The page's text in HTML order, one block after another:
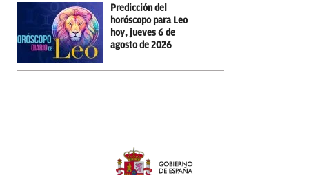
Predicción del
horóscopo para Leo
hoy, jueves 6 de
agosto de 2026